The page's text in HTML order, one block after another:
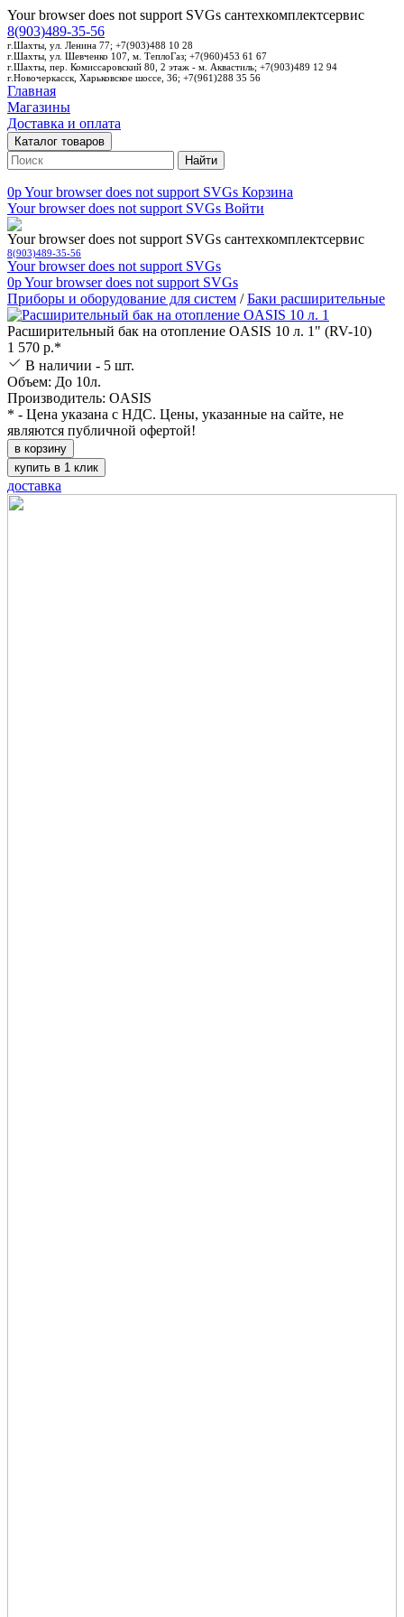
Your browser does not support SVGs сантехкомплектсервис
8(903)489-35-56
г.Шахты, ул. Ленина 77; +7(903)488 10 28
г.Шахты, ул. Шевченко 107, м. ТеплоГаз; +7(960)453 61 67
г.Шахты, пер. Комиссаровский 80, 2 этаж - м. Аквастиль; +7(903)489 12 94
г.Новочеркасск, Харьковское шоссе, 36; +7(961)288 35 56
Главная
Магазины
Доставка и оплата
Каталог товаров
Найти
0pYour browser does not support SVGs Корзина
Your browser does not support SVGs Войти
Your browser does not support SVGs сантехкомплектсервис
8(903)489-35-56
Your browser does not support SVGs
0pYour browser does not support SVGs
Приборы и оборудование для систем /Баки расширительные
Расширительный бак на отопление OASIS 10 л. 1" (RV-10)
1 570 р.*
В наличии - 5 шт.
Объем: До 10л.
Производитель: OASIS
* - Цена указана с НДС. Цены, указанные на сайте, не
являются публичной офертой!
в корзину
купить в 1 клик
доставка